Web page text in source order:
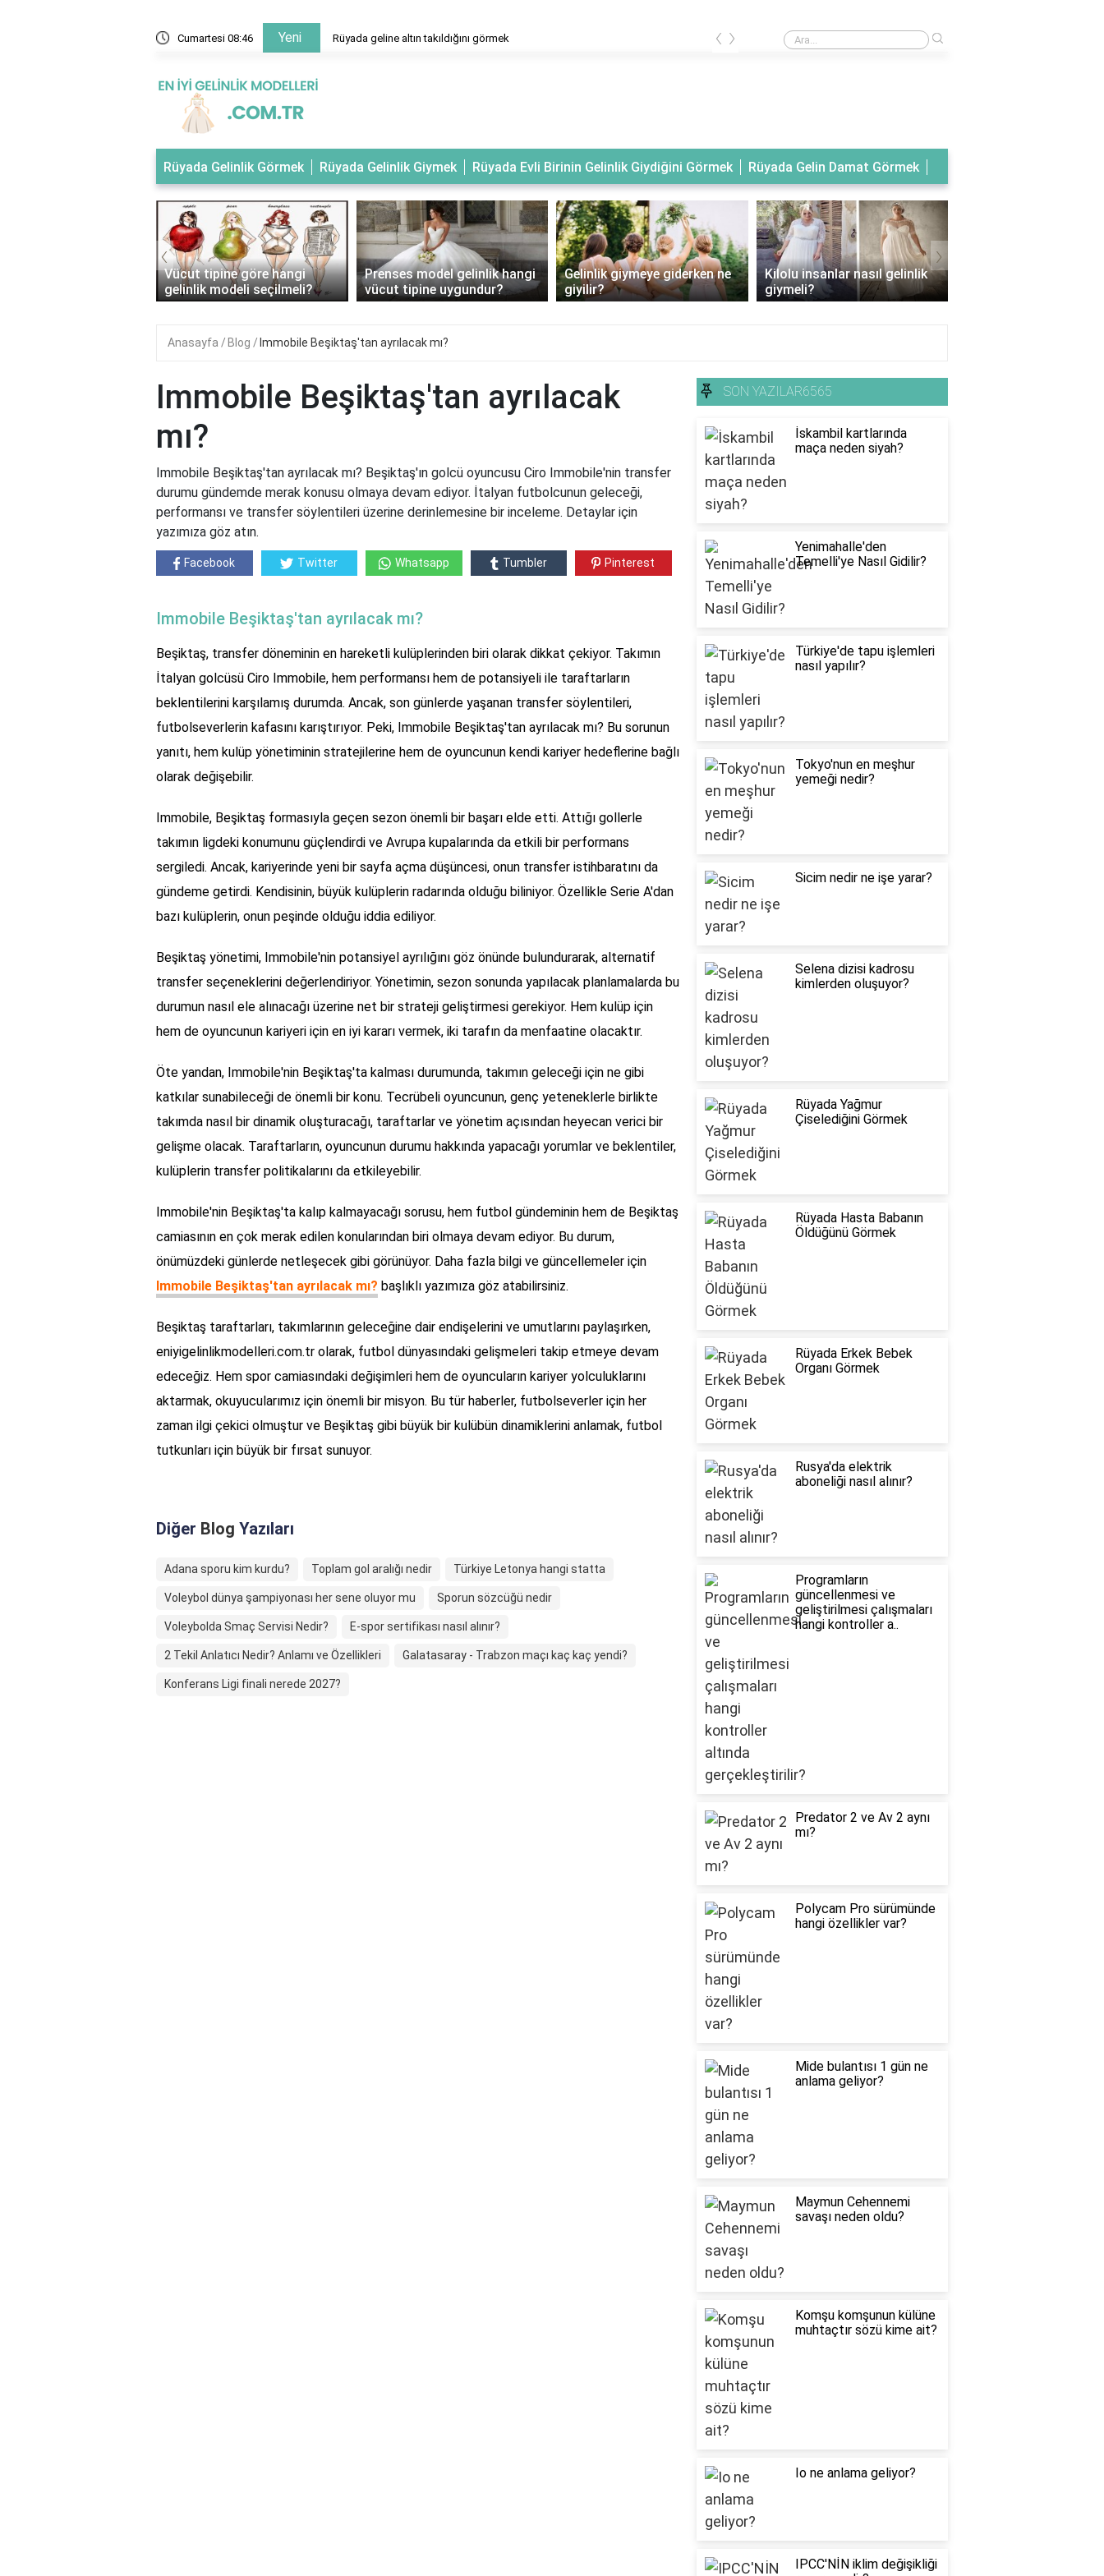
Cumartesi 08:46 Yeni
evlendiğini gelinlik giydiğini görmek Rüyada geline altın takıldığını görmek Rüyada tanıdık birinin gelinlik giydiğini görmek
‹ ›
Rüyada Gelinlik Görmek Rüyada Gelinlik Giymek Rüyada Evli Birinin Gelinlik Giydiğini Görmek Rüyada Gelin Damat Görmek
Vücut tipine göre hangi
gelinlik modeli seçilmeli?
Prenses model gelinlik hangi
vücut tipine uygundur?
Gelinlik giymeye giderken ne
giyilir?
Kilolu insanlar nasıl gelinlik
giymeli?
‹ ›
Anasayfa Blog Immobile Beşiktaş'tan ayrılacak mı?
Immobile Beşiktaş'tan ayrılacak
mı?
Immobile Beşiktaş'tan ayrılacak mı? Beşiktaş'ın golcü oyuncusu Ciro Immobile'nin transfer
durumu gündemde merak konusu olmaya devam ediyor. İtalyan futbolcunun geleceği,
performansı ve transfer söylentileri üzerine derinlemesine bir inceleme. Detaylar için
yazımıza göz atın.
Facebook Twitter Whatsapp Tumbler Pinterest
Immobile Beşiktaş'tan ayrılacak mı?
Beşiktaş, transfer döneminin en hareketli kulüplerinden biri olarak dikkat çekiyor. Takımın
İtalyan golcüsü Ciro Immobile, hem performansı hem de potansiyeli ile taraftarların
beklentilerini karşılamış durumda. Ancak, son günlerde yaşanan transfer söylentileri,
futbolseverlerin kafasını karıştırıyor. Peki, Immobile Beşiktaş'tan ayrılacak mı? Bu sorunun
yanıtı, hem kulüp yönetiminin stratejilerine hem de oyuncunun kendi kariyer hedeflerine bağlı
olarak değişebilir.
Immobile, Beşiktaş formasıyla geçen sezon önemli bir başarı elde etti. Attığı gollerle
takımın ligdeki konumunu güçlendirdi ve Avrupa kupalarında da etkili bir performans
sergiledi. Ancak, kariyerinde yeni bir sayfa açma düşüncesi, onun transfer istihbaratını da
gündeme getirdi. Kendisinin, büyük kulüplerin radarında olduğu biliniyor. Özellikle Serie A'dan
bazı kulüplerin, onun peşinde olduğu iddia ediliyor.
Beşiktaş yönetimi, Immobile'nin potansiyel ayrılığını göz önünde bulundurarak, alternatif
transfer seçeneklerini değerlendiriyor. Yönetimin, sezon sonunda yapılacak planlamalarda bu
durumun nasıl ele alınacağı üzerine net bir strateji geliştirmesi gerekiyor. Hem kulüp için
hem de oyuncunun kariyeri için en iyi kararı vermek, iki tarafın da menfaatine olacaktır.
Öte yandan, Immobile'nin Beşiktaş'ta kalması durumunda, takımın geleceği için ne gibi
katkılar sunabileceği de önemli bir konu. Tecrübeli oyuncunun, genç yeteneklerle birlikte
takımda nasıl bir dinamik oluşturacağı, taraftarlar ve yönetim açısından heyecan verici bir
gelişme olacak. Taraftarların, oyuncunun durumu hakkında yapacağı yorumlar ve beklentiler,
kulüplerin transfer politikalarını da etkileyebilir.
Immobile'nin Beşiktaş'ta kalıp kalmayacağı sorusu, hem futbol gündeminin hem de Beşiktaş
camiasının en çok merak edilen konularından biri olmaya devam ediyor. Bu durum,
önümüzdeki günlerde netleşecek gibi görünüyor. Daha fazla bilgi ve güncellemeler için
Immobile Beşiktaş'tan ayrılacak mı? başlıklı yazımıza göz atabilirsiniz.
Beşiktaş taraftarları, takımlarının geleceğine dair endişelerini ve umutlarını paylaşırken,
eniyigelinlikmodelleri.com.tr olarak, futbol dünyasındaki gelişmeleri takip etmeye devam
edeceğiz. Hem spor camiasındaki değişimleri hem de oyuncuların kariyer yolculuklarını
aktarmak, okuyucularımız için önemli bir misyon. Bu tür haberler, futbolseverler için her
zaman ilgi çekici olmuştur ve Beşiktaş gibi büyük bir kulübün dinamiklerini anlamak, futbol
tutkunları için büyük bir fırsat sunuyor.
Diğer Blog Yazıları
Adana sporu kim kurdu? Toplam gol aralığı nedir Türkiye Letonya hangi statta
Voleybol dünya şampiyonası her sene oluyor mu Sporun sözcüğü nedir
Voleybolda Smaç Servisi Nedir? E-spor sertifikası nasıl alınır?
2 Tekil Anlatıcı Nedir? Anlamı ve Özellikleri Galatasaray - Trabzon maçı kaç kaç yendi?
Konferans Ligi finali nerede 2027?
SON YAZILAR6565
İskambil kartlarında
maça neden siyah?
Yenimahalle'den
Temelli'ye Nasıl Gidilir?
Türkiye'de tapu işlemleri
nasıl yapılır?
Tokyo'nun en meşhur
yemeği nedir?
Sicim nedir ne işe yarar?
Selena dizisi kadrosu
kimlerden oluşuyor?
Rüyada Yağmur
Çiselediğini Görmek
Rüyada Hasta Babanın
Öldüğünü Görmek
Rüyada Erkek Bebek
Organı Görmek
Rusya'da elektrik
aboneliği nasıl alınır?
Programların
güncellenmesi ve
geliştirilmesi çalışmaları
hangi kontroller a..
Predator 2 ve Av 2 aynı
mı?
Polycam Pro sürümünde
hangi özellikler var?
Mide bulantısı 1 gün ne
anlama geliyor?
Maymun Cehennemi
savaşı neden oldu?
Komşu komşunun külüne
muhtaçtır sözü kime ait?
Io ne anlama geliyor?
IPCC'NİN iklim değişikliği